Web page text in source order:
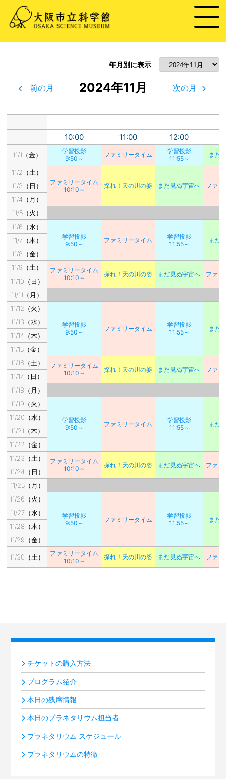
年月別に表示
前の月 2024年11月 次の月
10:00 11:00 12:00
11/1（金）
学習投影
9:50～
ファミリータイム
学習投影
11:55～
まだ
11/2（土）
ファミリータイム
10:10～
探れ！天の川の姿 まだ見ぬ宇宙へ ファミ
11/3（日）
11/4（月）
11/5（火）
11/6（水）
学習投影
9:50～
ファミリータイム
学習投影
11:55～
まだ
11/7（木）
11/8（金）
11/9（土）
ファミリータイム
10:10～
探れ！天の川の姿 まだ見ぬ宇宙へ ファミ
11/10（日）
11/11（月）
11/12（火）
学習投影
9:50～
ファミリータイム
学習投影
11:55～
まだ
11/13（水）
11/14（木）
11/15（金）
11/16（土）
ファミリータイム
10:10～
探れ！天の川の姿 まだ見ぬ宇宙へ ファミ
11/17（日）
11/18（月）
11/19（火）
学習投影
9:50～
ファミリータイム
学習投影
11:55～
まだ
11/20（水）
11/21（木）
11/22（金）
11/23（土）
ファミリータイム
10:10～
探れ！天の川の姿 まだ見ぬ宇宙へ ファミ
11/24（日）
11/25（月）
11/26（火）
学習投影
9:50～
ファミリータイム
学習投影
11:55～
まだ
11/27（水）
11/28（木）
11/29（金）
11/30（土）
ファミリータイム
10:10～
探れ！天の川の姿 まだ見ぬ宇宙へ ファミ
チケットの購入方法
プログラム紹介
本日の残席情報
本日のプラネタリウム担当者
プラネタリウム スケジュール
プラネタリウムの特徴